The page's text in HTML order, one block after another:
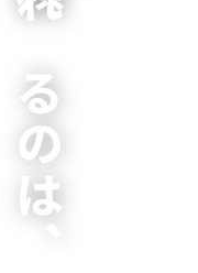
頼れるのは、